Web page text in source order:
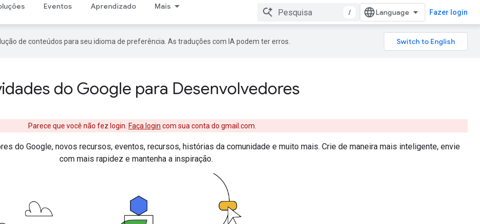
Eventos Aprendizado Mais
/ Fazer login
de conteúdos para seu idioma de preferência. As traduções com IA podem ter erros.
do Google para Desenvolvedores
Parece que você não fez login. Faça login com sua conta do gmail.com.
do Google, novos recursos, eventos, recursos, histórias da comunidade e muito mais. Crie de maneira mais inteligente, envie
com mais rapidez e mantenha a inspiração.